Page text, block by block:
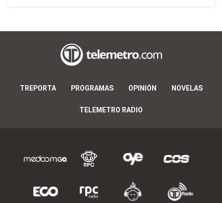
TREPORTA PROGRAMAS OPINIÓN NOVELAS
TELEMETRO RADIO